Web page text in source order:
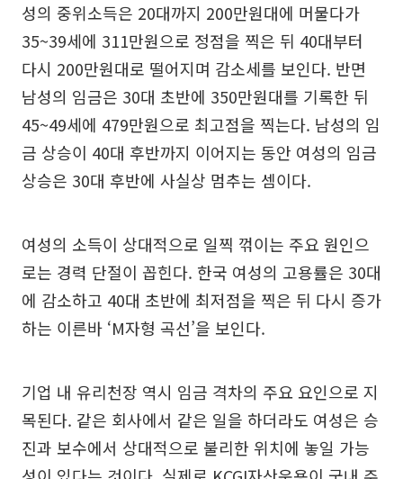
성의 중위소득은 20대까지 200만원대에 머물다가
35~39세에 311만원으로 정점을 찍은 뒤 40대부터
다시 200만원대로 떨어지며 감소세를 보인다. 반면
남성의 임금은 30대 초반에 350만원대를 기록한 뒤
45~49세에 479만원으로 최고점을 찍는다. 남성의 임
금 상승이 40대 후반까지 이어지는 동안 여성의 임금
상승은 30대 후반에 사실상 멈추는 셈이다.
여성의 소득이 상대적으로 일찍 꺾이는 주요 원인으
로는 경력 단절이 꼽힌다. 한국 여성의 고용률은 30대
에 감소하고 40대 초반에 최저점을 찍은 뒤 다시 증가
하는 이른바 ‘M자형 곡선’을 보인다.
기업 내 유리천장 역시 임금 격차의 주요 요인으로 지
목된다. 같은 회사에서 같은 일을 하더라도 여성은 승
진과 보수에서 상대적으로 불리한 위치에 놓일 가능